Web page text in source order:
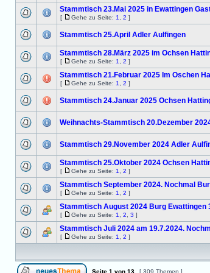
Stammtisch 23.Mai 2025 in Ewattingen
[ Gehe zu Seite: 1 2 ]
Stammtisch 25.April Adler Aulfingen
Stammtisch 28.März 2025 im Ochsen
[ Gehe zu Seite: 1 2 ]
Stammtisch 21.Februar 2025 Im Oschen
[ Gehe zu Seite: 1 2 ]
Stammtisch 24.Januar 2025 Ochsen
Weihnachts-Stammtisch 20.Dezember
Stammtisch 29.November 2024 Adler
Stammtisch 25.Oktober 2024 Ochsen
[ Gehe zu Seite: 1 2 ]
Stammtisch September 2024. Nochmal
[ Gehe zu Seite: 1 2 ]
Stammtisch August 2024 Burg Ewattingen
[ Gehe zu Seite: 1 2 3 ]
Stammtisch Juli 2024 am 19.7.2024.
[ Gehe zu Seite: 1 2 ]
Seite 1 von 13 [ 309 Themen ]